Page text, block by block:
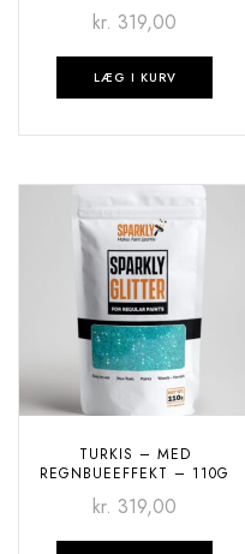
kr. 319,00
LÆG I KURV
TURKIS – MED
REGNBUEEFFEKT – 110G
kr. 319,00